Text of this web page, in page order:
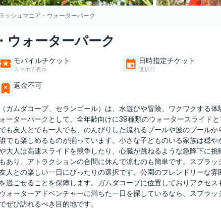
ッシュマニア・ウォーターパーク
ウォーターパーク
モバイルチケット
スマホで表示
日時指定チケット
選択日
返金不可
ガムダコーブ、セランゴール）は、水遊びや冒険、ワクワクする体
ーターパークとして、全年齢向けに39種類のウォータースライドと
も友人とでも一人でも、のんびりした流れるプールや波のプールか
でも楽しめるものが揃っています。小さな子どものいる家族は穏や
大人は高速スライドを競争したり、心臓が跳ねるような急降下に挑
あり、アトラクションの合間に休んで涼むのも簡単です。スプラッ
人との楽しい一日にぴったりの選択です。公園のフレンドリーな雰
過ごせることを保障します。ガムダコーブに位置しておりアクセス
ォーターアドベンチャーに満ちた一日を探しているなら、スプラッ
ひ訪れるべき目的地です。